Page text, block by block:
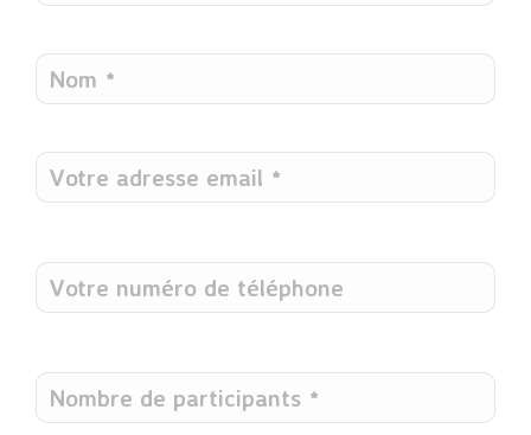
Nom
Votre
adresse
* *
Téléphone
Nombre
de